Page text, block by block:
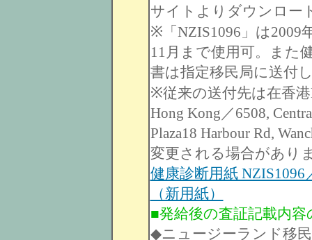
サイトよりダウンロー
※「NZIS1096」は2009
11月まで使用可。また
書は指定移民局に送付
※従来の送付先は在香港
Hong Kong／6508,
Plaza18 Harbour Rd,
変更される場合があり
健康診断用紙 NZIS1096
（新用紙）
■発給後の査証記載内容
◆ニュージーランド移